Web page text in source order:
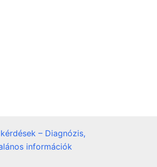
– Diagnózis,
információk